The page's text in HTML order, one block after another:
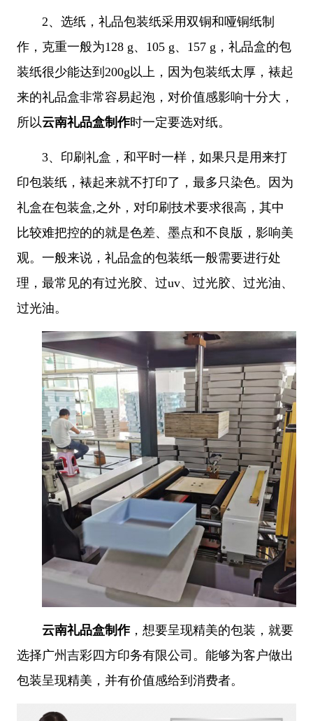
2、 选纸，礼品包装纸采用双铜和哑铜纸制
作，克重一般为128 g、105 g、157 g，礼品盒的包
装纸很少能达到200g以上，因为包装纸太厚，裱起
来的礼品盒非常容易起泡，对价值感影响十分大，
所以云南礼品盒制作时一定要选对纸。
3、 印刷礼盒，和平时一样，如果只是用来打
印包装纸，裱起来就不打印了，最多只染色。因为
礼盒在包装盒,之外，对印刷技术要求很高，其中
比较难把控的的就是色差、墨点和不良版，影响美
观。一般来说，礼品盒的包装纸一般需要进行处
理，最常见的有过光胶、过uv、过光胶、过光油、
过光油。
云南礼品盒制作，想要呈现精美的包装，就要
选择广州吉彩四方印务有限公司。能够为客户做出
包装呈现精美，并有价值感给到消费者。